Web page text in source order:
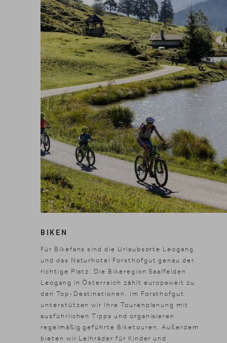
News & Stories
Inklusivleistungen
Shopping
Galerie
BIKEN
Für Bikefans sind die Urlaubsorte Leogang
und das Naturhotel Forsthofgut genau der
richtige Platz. Die Bikeregion Saalfelden
Leogang in Österreich zählt europaweit zu
den Top-Destinationen. Im Forsthofgut
unterstützen wir Ihre Tourenplanung mit
ausführlichen Tipps und organisieren
regelmäßig geführte Biketouren. Außerdem
bieten wir Leihräder für Kinder und